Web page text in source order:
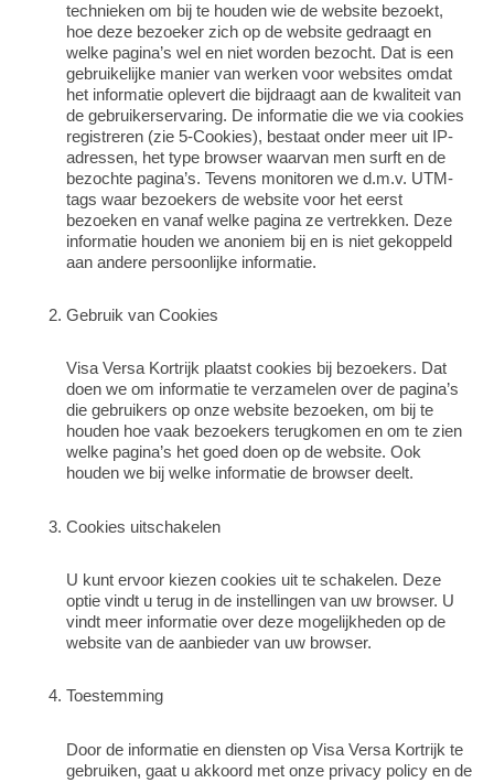
technieken om bij te houden wie de website bezoekt,
hoe deze bezoeker zich op de website gedraagt en
welke pagina’s wel en niet worden bezocht. Dat is een
gebruikelijke manier van werken voor websites omdat
het informatie oplevert die bijdraagt aan de kwaliteit van
de gebruikerservaring. De informatie die we via cookies
registreren (zie 5-Cookies), bestaat onder meer uit IP-
adressen, het type browser waarvan men surft en de
bezochte pagina’s. Tevens monitoren we d.m.v. UTM-
tags waar bezoekers de website voor het eerst
bezoeken en vanaf welke pagina ze vertrekken. Deze
informatie houden we anoniem bij en is niet gekoppeld
aan andere persoonlijke informatie.
Gebruik van Cookies
Visa Versa Kortrijk plaatst cookies bij bezoekers. Dat
doen we om informatie te verzamelen over de pagina’s
die gebruikers op onze website bezoeken, om bij te
houden hoe vaak bezoekers terugkomen en om te zien
welke pagina’s het goed doen op de website. Ook
houden we bij welke informatie de browser deelt.
Cookies uitschakelen
U kunt ervoor kiezen cookies uit te schakelen. Deze
optie vindt u terug in de instellingen van uw browser. U
vindt meer informatie over deze mogelijkheden op de
website van de aanbieder van uw browser.
Toestemming
Door de informatie en diensten op Visa Versa Kortrijk te
gebruiken, gaat u akkoord met onze privacy policy en de